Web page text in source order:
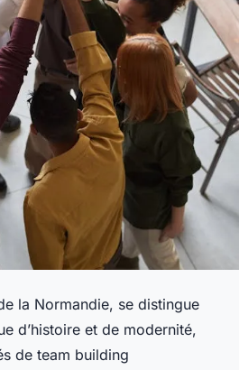
la Normandie, se distingue
d’histoire et de modernité,
de team building